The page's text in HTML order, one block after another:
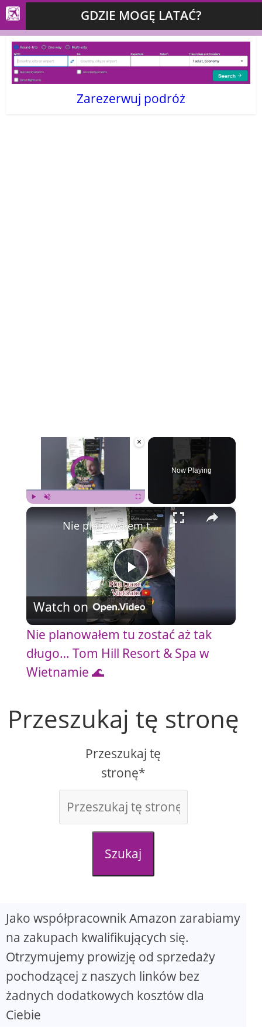
GDZIE MOGĘ LATAĆ?
Zarezerwuj podróż
×
Video Player is loading.
Fullscreen
Now Playing
×
P
l
a
V
i
d
e
o
Nie planowałem tu zostać aż tak długo… Tom Hill Resort & Spa w Wietnamie 🌊
Watch on
Nie planowałem tu zostać aż tak
długo… Tom Hill Resort & Spa w
Wietnamie 🌊
Przeszukaj tę stronę
Przeszukaj tę
stronę*
Szukaj
Jako współpracownik Amazon zarabiamy
na zakupach kwalifikujących się.
Otrzymujemy prowizję od sprzedaży
pochodzącej z naszych linków bez
żadnych dodatkowych kosztów dla
Ciebie